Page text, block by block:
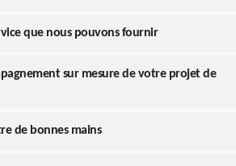
que nous pouvons fournir
sur mesure de votre projet de
de bonnes mains